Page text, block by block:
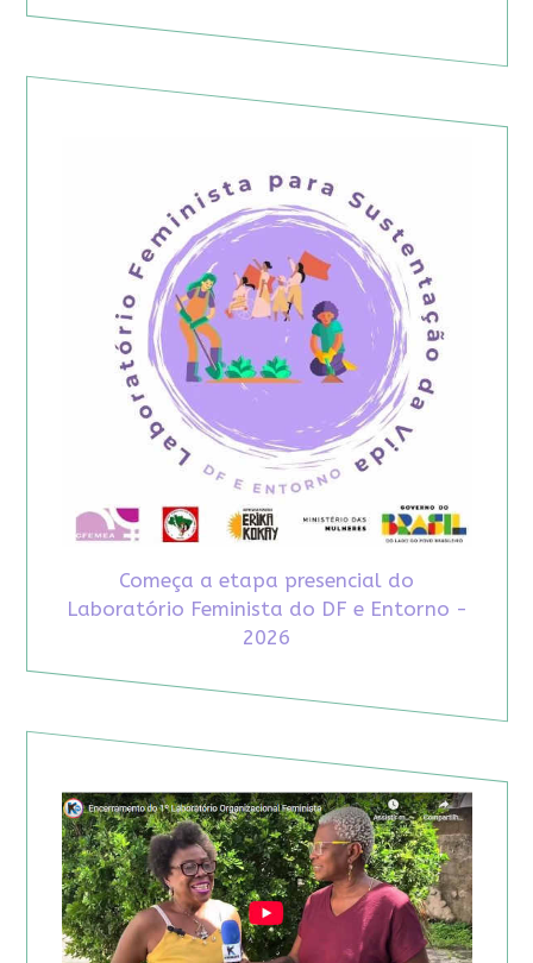
Começa a etapa presencial do
Laboratório Feminista do DF e Entorno -
2026